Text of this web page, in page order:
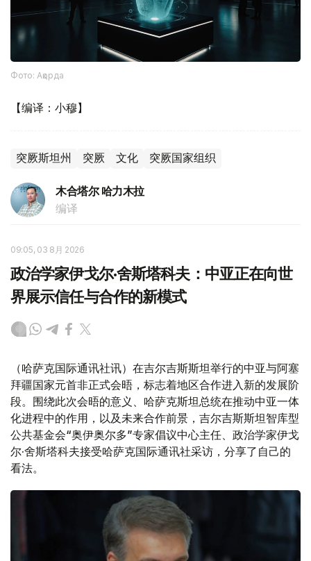
Фото: Ақорда
【编译：小穆】
突厥斯坦州 突厥 文化 突厥国家组织
木合塔尔 哈力木拉
编译
09:05, 03 8月 2026
政治学家伊戈尔·舍斯塔科夫：中亚正在向世
界展示信任与合作的新模式
（哈萨克国际通讯社讯）在吉尔吉斯斯坦举行的中亚与阿塞
拜疆国家元首非正式会晤，标志着地区合作进入新的发展阶
段。围绕此次会晤的意义、哈萨克斯坦总统在推动中亚一体
化进程中的作用，以及未来合作前景，吉尔吉斯斯坦智库型
公共基金会“奥伊奥尔多”专家倡议中心主任、政治学家伊戈
尔·舍斯塔科夫接受哈萨克国际通讯社采访，分享了自己的
看法。